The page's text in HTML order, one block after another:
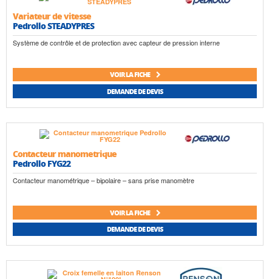
Variateur de vitesse
Pedrollo STEADYPRES
Système de contrôle et de protection avec capteur de pression interne
VOIR LA FICHE
DEMANDE DE DEVIS
Contacteur manometrique
Pedrollo FYG22
Contacteur manométrique – bipolaire – sans prise manomètre
VOIR LA FICHE
DEMANDE DE DEVIS